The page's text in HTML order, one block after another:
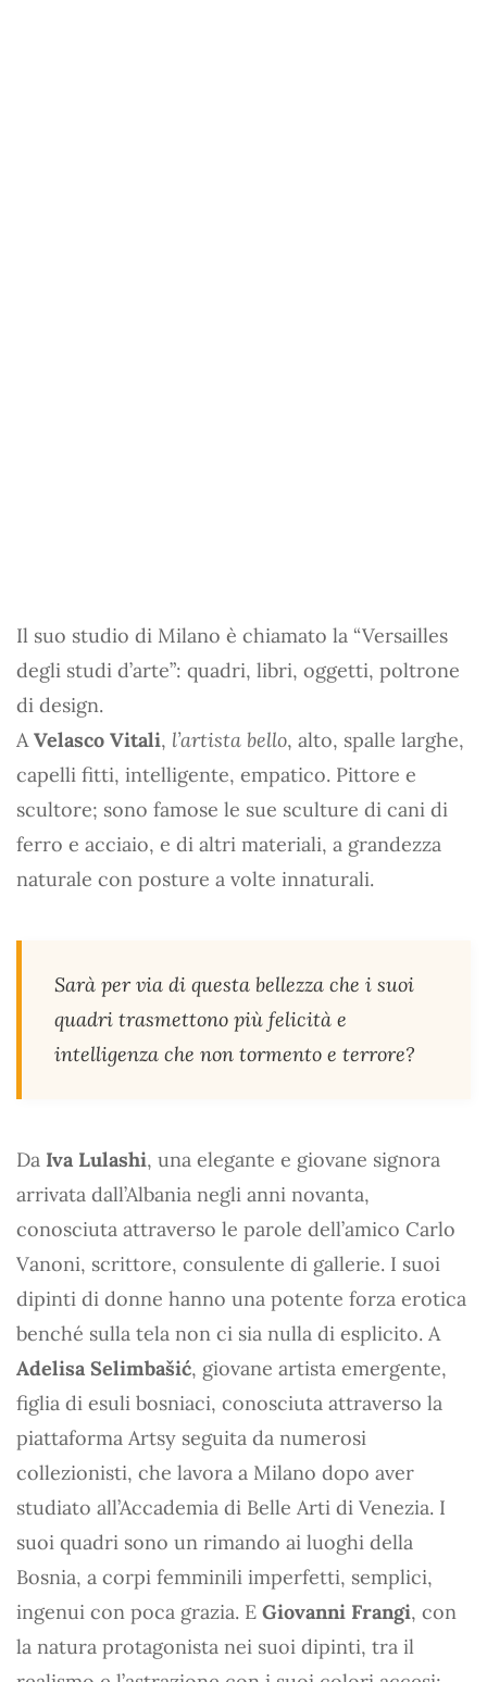
Il suo studio di Milano è chiamato la “Versailles
degli studi d’arte”: quadri, libri, oggetti, poltrone
di design.
AVelasco Vitali, l’artista bello, alto, spalle larghe,
capelli fitti, intelligente, empatico. Pittore e
scultore; sono famose le sue sculture di cani di
ferro e acciaio, e di altri materiali, a grandezza
naturale con posture a volte innaturali.
Sarà per via di questa bellezza che i suoi
quadri trasmettono più felicità e
intelligenza che non tormento e terrore?
Da Iva Lulashi, una elegante e giovane signora
arrivata dall’Albania negli anni novanta,
conosciuta attraverso le parole dell’amico Carlo
Vanoni, scrittore, consulente di gallerie. I suoi
dipinti di donne hanno una potente forza erotica
benché sulla tela non ci sia nulla di esplicito. A
Adelisa Selimbašić, giovane artista emergente,
figlia di esuli bosniaci, conosciuta attraverso la
piattaforma Artsy seguita da numerosi
collezionisti, che lavora a Milano dopo aver
studiato all’Accademia di Belle Arti di Venezia. I
suoi quadri sono un rimando ai luoghi della
Bosnia, a corpi femminili imperfetti, semplici,
ingenui con poca grazia. E Giovanni Frangi, con
la natura protagonista nei suoi dipinti, tra il